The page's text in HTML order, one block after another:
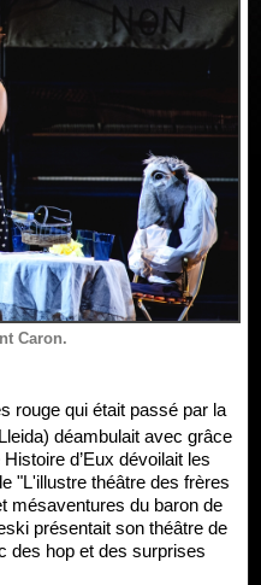
Caron.
rouge qui était passé par la
déambulait avec grâce
d’Eux dévoilait les
"L'illustre théâtre des frères
mésaventures du baron de
présentait son théâtre de
des hop et des surprises